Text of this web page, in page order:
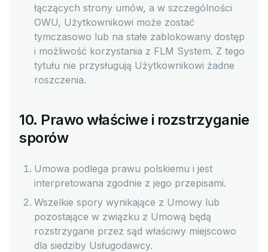
łączących strony umów, a w szczególności
OWU, Użytkownikowi może zostać
tymczasowo lub na stałe zablokowany dostęp
i możliwość korzystania z FLM System. Z tego
tytułu nie przysługują Użytkownikowi żadne
roszczenia.
10. Prawo właściwe i rozstrzyganie
sporów
Umowa podlega prawu polskiemu i jest
interpretowana zgodnie z jego przepisami.
Wszelkie spory wynikające z Umowy lub
pozostające w związku z Umową będą
rozstrzygane przez sąd właściwy miejscowo
dla siedziby Usługodawcy.